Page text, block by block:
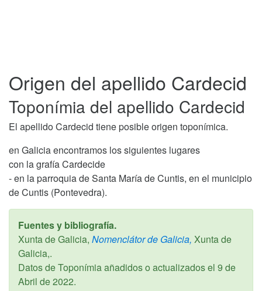
Origen del apellido Cardecid
Toponímia del apellido Cardecid
El apellido Cardecid tiene posible origen toponímica.
en Galicia encontramos los siguientes lugares
con la grafía Cardecide
- en la parroquia de Santa María de Cuntis, en el municipio
de Cuntis (Pontevedra).
Fuentes y bibliografía.
Xunta de Galicia, Nomenclátor de Galicia, Xunta de
Galicia,.
Datos de Toponímia añadidos o actualizados el 9 de
Abril de 2022.